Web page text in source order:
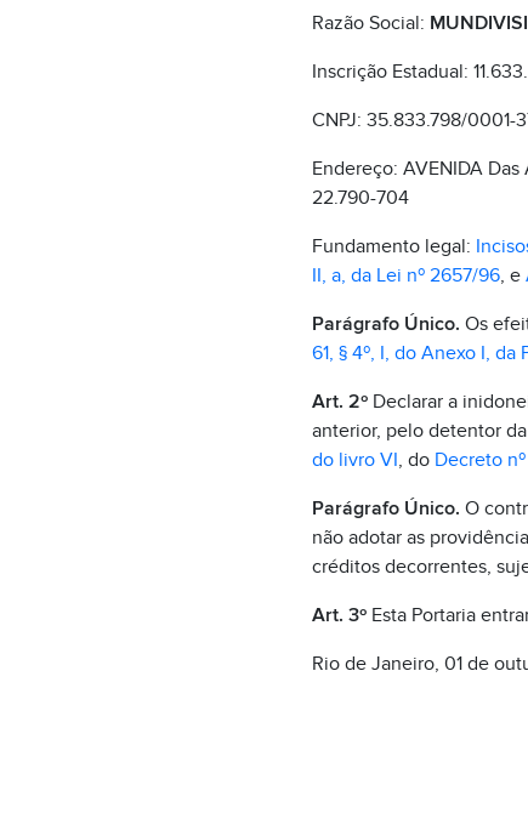
Razão Social:
Inscrição Estadual:
CNPJ: 35.833.798/0001-
Endereço: AVENIDA Das
22.790-704
Fundamento legal:
II, a, da Lei nº 2657/96, e
Parágrafo Único. Os
61, § 4º, I, do Anexo I, da
Art. 2ºDeclarar a
anterior, pelo detentor
do livro VI, do Decreto
Parágrafo Único. O
não adotar as
créditos decorrentes,
Art. 3ºEsta Portaria
Rio de Janeiro, 01 de